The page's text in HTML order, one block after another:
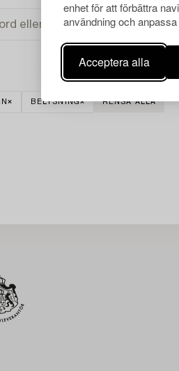
enhet för att förbättra
användning och
Acceptera alla
BELYSNING RENSA ALLA